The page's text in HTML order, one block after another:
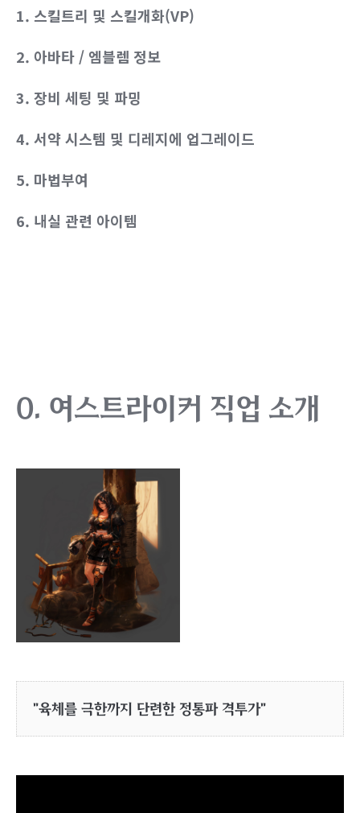
1. 스킬트리 및 스킬개화(VP)
2. 아바타 / 엠블렘 정보
3. 장비 세팅 및 파밍
4. 서약 시스템 및 디레지에 업그레이드
5. 마법부여
6. 내실 관련 아이템
0. 여스트라이커 직업 소개
"육체를 극한까지 단련한 정통파 격투가"